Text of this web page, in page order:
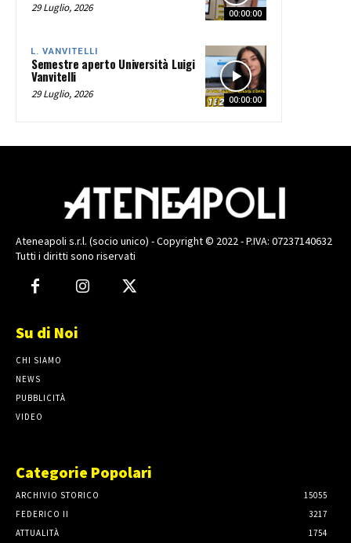
00:00:00
29 Luglio, 2026
00:00:00
L. VANVITELLI
Semestre aperto Università Luigi
Vanvitelli
29 Luglio, 2026
Ateneapoli s.r.l. (socio unico) - Copyright © 2022 - P.IVA: 07237140632
Tutti i diritti sono riservati
Su di Noi
CHI SIAMO
NEWS
PUBBLICITÀ
VIDEO
Categorie Popolari
ARCHIVIO STORICO
15055
FEDERICO II
3217
ATTUALITÀ
1754